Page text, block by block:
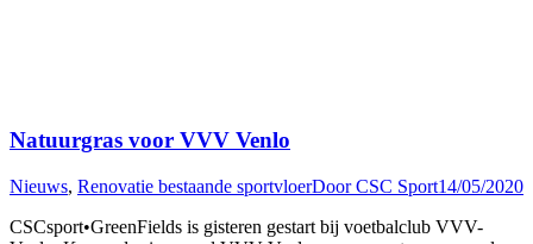
Natuurgras voor VVV Venlo
Nieuws, Renovatie bestaande sportvloerDoorCSC Sport14/05/2020
CSCsport•GreenFields is gisteren gestart bij voetbalclub VVV-